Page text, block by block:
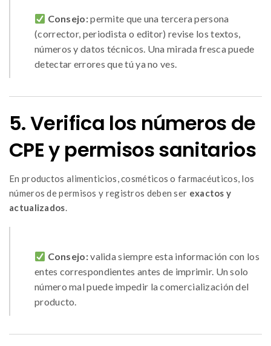
Consejo:permite que una tercera persona
(corrector, periodista o editor) revise los textos,
números y datos técnicos. Una mirada fresca puede
detectar errores que tú ya no ves.
5. Verifica los números de
CPE y permisos sanitarios
En productos alimenticios, cosméticos o farmacéuticos, los
números de permisos y registros deben ser exactos y
actualizados.
Consejo:valida siempre esta información con los
entes correspondientes antes de imprimir. Un solo
número mal puede impedir la comercialización del
producto.